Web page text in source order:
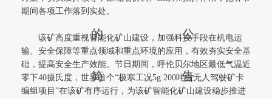
的
简
公
告
期间各项工作落到实处。
该矿高度重视智能化矿山建设，加强科技手段在机电运
输、安全保障等重点领域和重点环境的应用，有效夯实安全基
础，提高安全生产效能。节日期间，呼伦贝尔地区最低气温近
零下40摄氏度，世界首个“极寒工况5g 200吨级无人驾驶矿卡
编组项目”在该矿有序运行，为该矿智能化矿山建设稳步推进